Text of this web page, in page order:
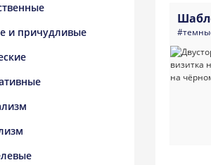
и причудливые